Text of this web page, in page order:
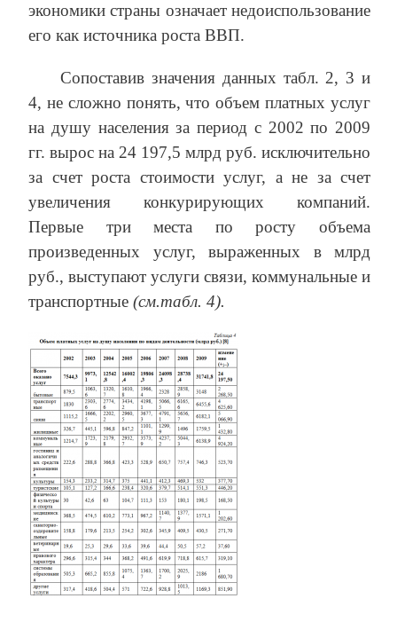
экономики страны означает недоиспользование
его как источника роста ВВП.
Сопоставив значения данных табл. 2, 3 и
4, не сложно понять, что объем платных услуг
на душу населения за период с 2002 по 2009
гг. вырос на 24 197,5 млрд руб. исключительно
за счет роста стоимости услуг, а не за счет
увеличения конкурирующих компаний.
Первые три места по росту объема
произведенных услуг, выраженных в млрд
руб., выступают услуги связи, коммунальные и
транспортные (см.табл. 4).